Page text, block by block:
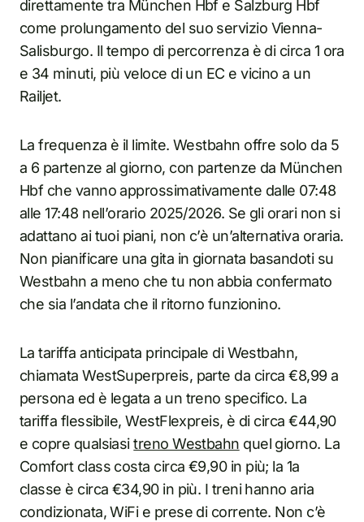
direttamente tra München Hbf e Salzburg Hbf
come prolungamento del suo servizio Vienna-
Salisburgo. Il tempo di percorrenza è di circa 1 ora
e 34 minuti, più veloce di un EC e vicino a un
Railjet.
La frequenza è il limite. Westbahn offre solo da 5
a 6 partenze al giorno, con partenze da München
Hbf che vanno approssimativamente dalle 07:48
alle 17:48 nell’orario 2025/2026. Se gli orari non si
adattano ai tuoi piani, non c’è un’alternativa oraria.
Non pianificare una gita in giornata basandoti su
Westbahn a meno che tu non abbia confermato
che sia l’andata che il ritorno funzionino.
La tariffa anticipata principale di Westbahn,
chiamata WestSuperpreis, parte da circa €8,99 a
persona ed è legata a un treno specifico. La
tariffa flessibile, WestFlexpreis, è di circa €44,90
e copre qualsiasitreno Westbahn quel giorno. La
Comfort class costa circa €9,90 in più; la 1a
classe è circa €34,90 in più. I treni hanno aria
condizionata, WiFi e prese di corrente. Non c’è